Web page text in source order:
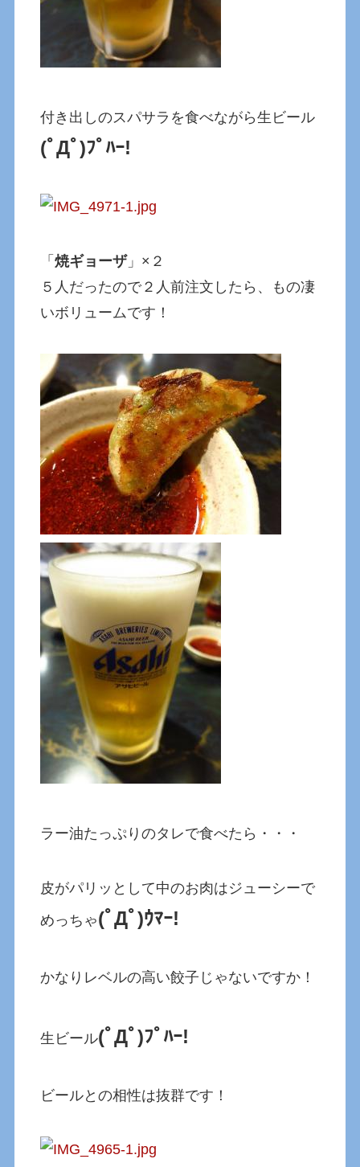
付き出しのスパサラを食べながら生ビール
(ﾟДﾟ)ﾌﾟﾊｰ!
「焼ギョーザ」×２
５人だったので２人前注文したら、もの凄
いボリュームです！
ラー油たっぷりのタレで食べたら・・・
皮がパリッとして中のお肉はジューシーで
めっちゃ(ﾟДﾟ)ｳﾏｰ!
かなりレベルの高い餃子じゃないですか！
生ビール(ﾟДﾟ)ﾌﾟﾊｰ!
ビールとの相性は抜群です！